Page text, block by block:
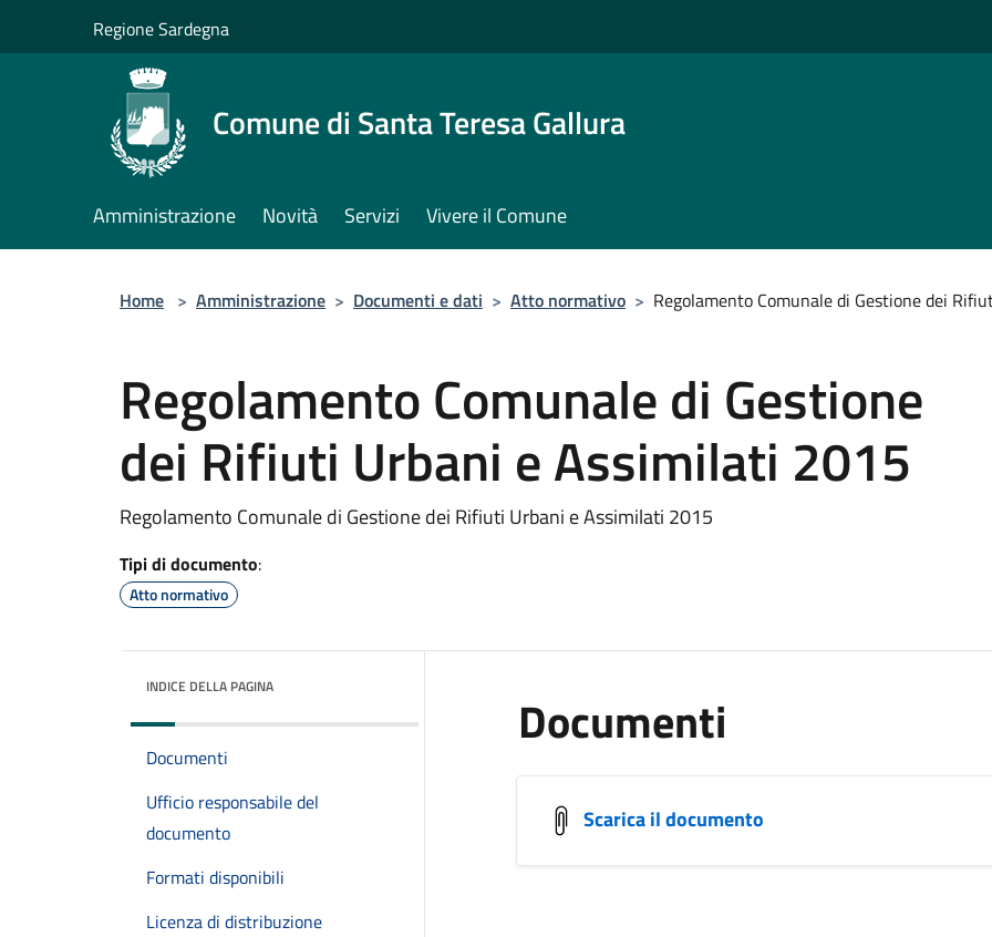
Regione Sardegna
Comune di Santa Teresa Gallura
Amministrazione Novità Servizi Vivere il Comune
Home > Amministrazione > Documenti e dati > Atto normativo > Regolamento Comunale di Gestione dei
Regolamento Comunale di Gestione
dei Rifiuti Urbani e Assimilati 2015
Regolamento Comunale di Gestione dei Rifiuti Urbani e Assimilati 2015
Tipi di documento:
Atto normativo
INDICE DELLA PAGINA
Documenti
Ufficio responsabile del
documento
Formati disponibili
Licenza di distribuzione
Documenti
Scarica il documento